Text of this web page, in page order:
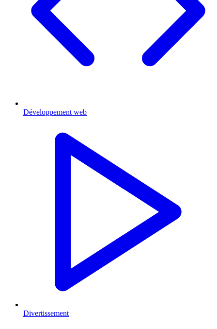
Développement web
Divertissement